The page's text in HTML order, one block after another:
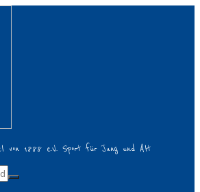
von 1888 e.V. Sport für Jung und Alt